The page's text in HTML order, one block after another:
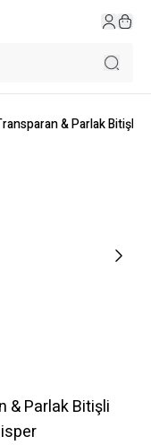
& Parlak Bitişli
& Parlak Bitişli